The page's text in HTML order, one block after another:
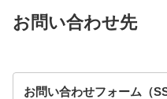
お問い合わせ先
お問い合わせフォーム（